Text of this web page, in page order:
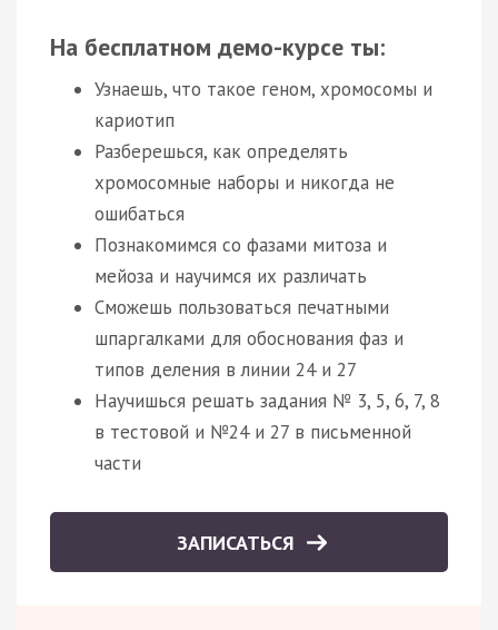
На бесплатном демо-курсе ты:
Узнаешь, что такое геном, хромосомы и
кариотип
Разберешься, как определять
хромосомные наборы и никогда не
ошибаться
Познакомимся со фазами митоза и
мейоза и научимся их различать
Сможешь пользоваться печатными
шпаргалками для обоснования фаз и
типов деления в линии 24 и 27
Научишься решать задания № 3, 5, 6, 7, 8
в тестовой и №24 и 27 в письменной
части
ЗАПИСАТЬСЯ